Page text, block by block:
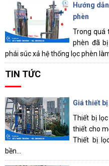
Hướng
phèn
Trong quá
phèn đã
phái súc xả hệ thống lọc phèn
TIN TỨC
Giá thiết
Thiết bị
thiết cho
Thiết bị
bền...